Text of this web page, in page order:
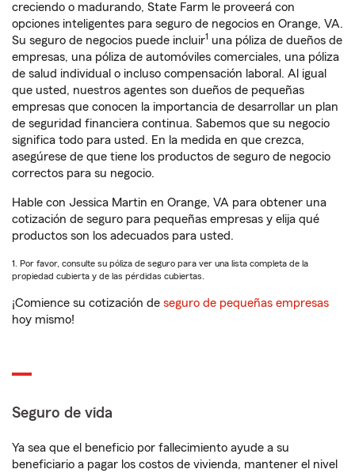
creciendo o madurando, State Farm le proveerá con
opciones inteligentes para seguro de negocios en Orange, VA.
Su seguro de negocios puede incluir1 una póliza de dueños de
empresas, una póliza de automóviles comerciales, una póliza
de salud individual o incluso compensación laboral. Al igual
que usted, nuestros agentes son dueños de pequeñas
empresas que conocen la importancia de desarrollar un plan
de seguridad financiera continua. Sabemos que su negocio
significa todo para usted. En la medida en que crezca,
asegúrese de que tiene los productos de seguro de negocio
correctos para su negocio.
Hable con Jessica Martin en Orange, VA para obtener una
cotización de seguro para pequeñas empresas y elija qué
productos son los adecuados para usted.
1. Por favor, consulte su póliza de seguro para ver una lista completa de la
propiedad cubierta y de las pérdidas cubiertas.
¡Comience su cotización de seguro de pequeñas empresas
hoy mismo!
Seguro de vida
Ya sea que el beneficio por fallecimiento ayude a su
beneficiario a pagar los costos de vivienda, mantener el nivel